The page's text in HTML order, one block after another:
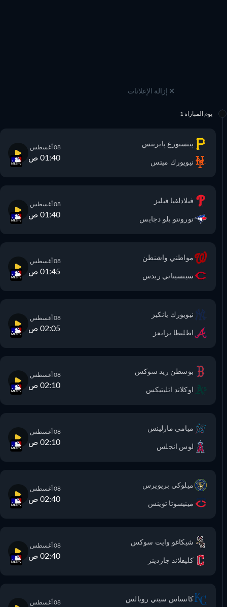
إزالة الإعلانات
يوم المباراة 1
پيتسبورغ پايريتس
نيويورك ميتس 01:40 ص
فيلادلفيا فيليز
تورونتو بلو دجايس 01:40 ص
مواطني واشنطن
سينسيناتي ريدس 01:45 ص
نيويورك يانكيز
اطلنطا برايڢز 02:05 ص
بوسطن ريد سوكس
اوكلاند اتليتيكس 02:10 ص
ميامي مارلينس
لوس انجلس 02:10 ص
ميلوكي بريويرس
مينيسوتا توينس 02:40 ص
شيكاغو وايت سوكس
كليفلاند جاردينز 02:40 ص
كانساس سيتي رويالس